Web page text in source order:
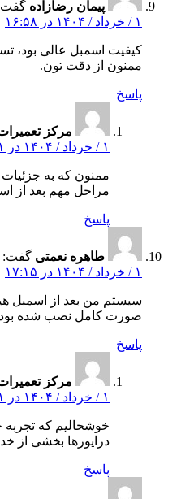
پیمان رضازاده
۱ / خرداد / ۱۴۰۴ در ۱۶:۵۸
کیفیت اسمبل عالی بود،
ممنون از دقت‌ تون.
پاسخ
مرکز
۱ / خرداد / ۱۴۰۴ در ۱۷:۳۱
ممنون که به
مراحل مهم بعد از
پاسخ
طاهره نعمتی گفت:
۱ / خرداد / ۱۴۰۴ در ۱۷:۱۵
سیستم من بعد از اسمبل
صورت کامل نصب شده
پاسخ
مرکز
۱ / خرداد / ۱۴۰۴ در ۱۷:۳۱
خوشحالیم که تجربه
درایورها بخشی از
پاسخ